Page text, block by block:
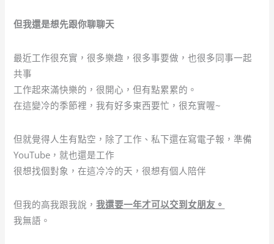
但我還是想先跟你聊聊天
最近工作很充實，很多樂趣，很多事要做，也很多同事一起
共事
工作起來滿快樂的，很開心，但有點累累的。
在這變冷的季節裡，我有好多東西要忙，很充實喔~
但就覺得人生有點空，除了工作、私下還在寫電子報，準備
YouTube，就也還是工作
很想找個對象，在這冷冷的天，很想有個人陪伴
但我的高我跟我說，我還要一年才可以交到女朋友。
我無語。